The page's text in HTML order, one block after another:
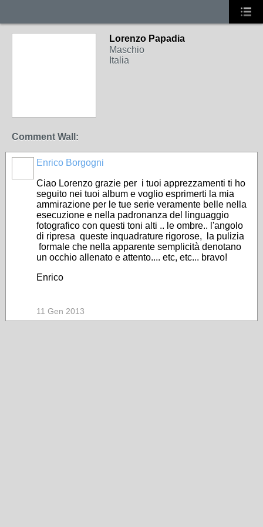
Lorenzo Papadia
Maschio
Italia
Comment Wall:
Enrico Borgogni
Ciao Lorenzo grazie per i tuoi apprezzamenti ti ho
seguito nei tuoi album e voglio esprimerti la mia
ammirazione per le tue serie veramente belle nella
esecuzione e nella padronanza del linguaggio
fotografico con questi toni alti .. le ombre.. l'angolo
di ripresa queste inquadrature rigorose, la pulizia
formale che nella apparente semplicità denotano
un occhio allenato e attento.... etc, etc... bravo!
Enrico
11 Gen 2013